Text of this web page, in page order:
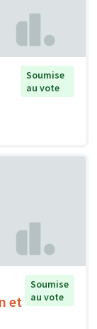
Soumise
au vote
et
Soumise
au vote